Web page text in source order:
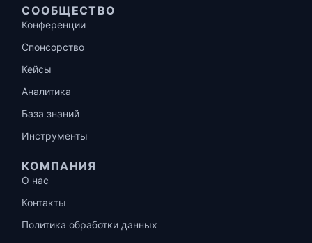
СООБЩЕСТВО
Конференции
Спонсорство
Кейсы
Аналитика
База знаний
Инструменты
КОМПАНИЯ
О нас
Контакты
Политика обработки данных